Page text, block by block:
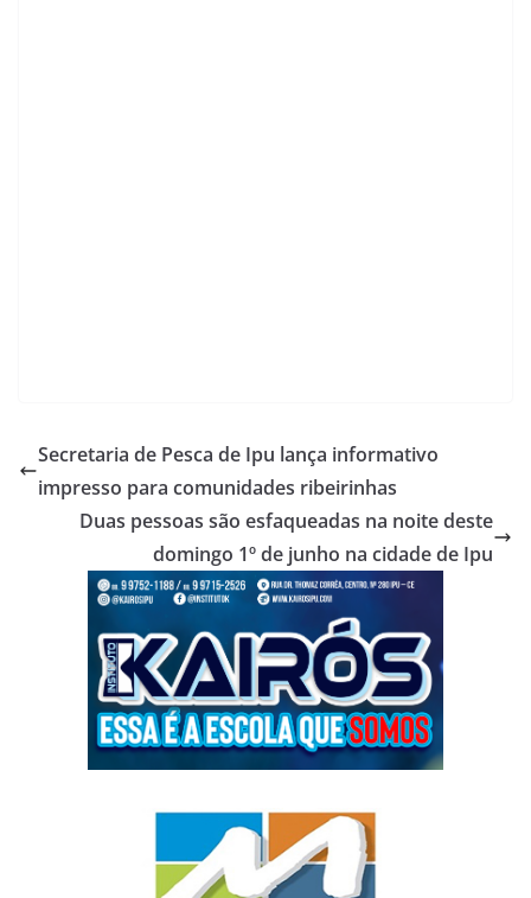
Secretaria de Pesca de Ipu lança informativo
impresso para comunidades ribeirinhas
Duas pessoas são esfaqueadas na noite deste
domingo 1º de junho na cidade de Ipu